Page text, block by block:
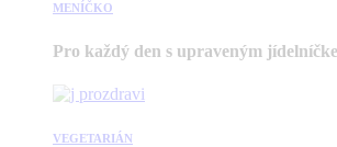
MENÍČKO
Pro každý den s upraveným
VEGETARIÁN